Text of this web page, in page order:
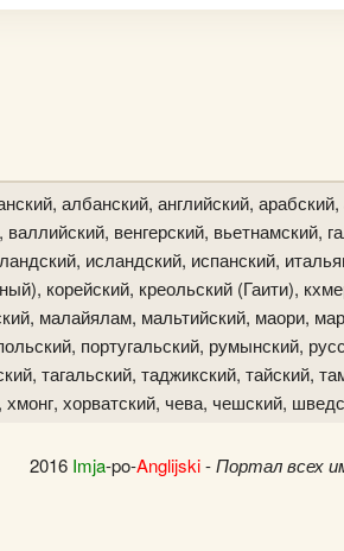
албанский, английский,
венгерский, вьетнамский,
исландский, испанский,
корейский, креольский (Гаити),
малайялам, мальтийский, маори,
португальский, румынский,
тагальский, таджикский, тайский,
хорватский, чева, чешский,
2016 Imja-po-Anglijski-Портал всех